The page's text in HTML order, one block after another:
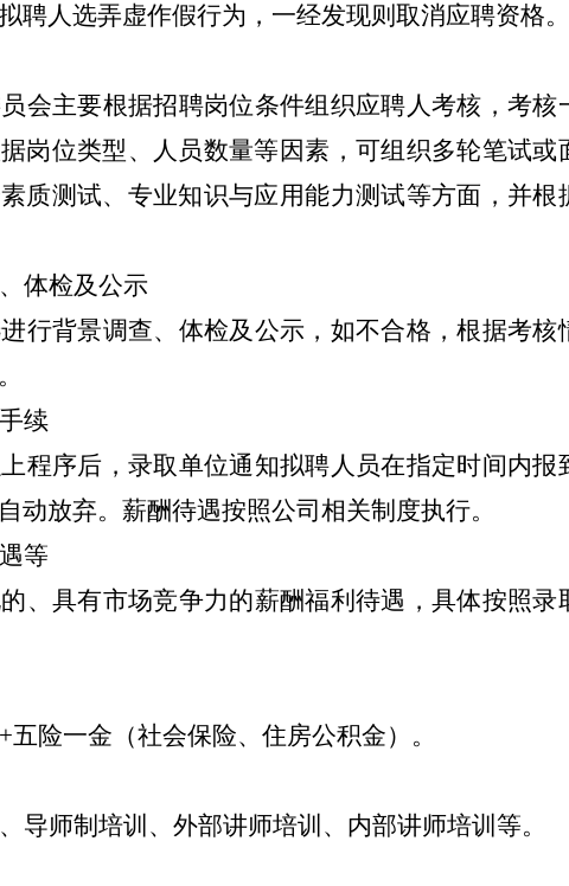
聘人选弄虚作假行为，一经发现则取消应聘资格。
会主要根据招聘岗位条件组织应聘人考核，考核
岗位类型、人员数量等因素，可组织多轮笔试或
质测试、专业知识与应用能力测试等方面，并根
体检及公示
行背景调查、体检及公示，如不合格，根据考核
续
程序后，录取单位通知拟聘人员在指定时间内报
动放弃。薪酬待遇按照公司相关制度执行。
等
、具有市场竞争力的薪酬福利待遇，具体按照录
五险一金（社会保险、住房公积金）。
导师制培训、外部讲师培训、内部讲师培训等。